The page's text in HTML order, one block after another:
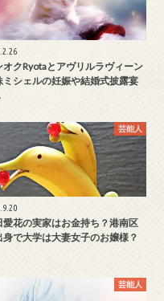
オクRyotaとアヴリルラヴィーン
ミシェルの妊娠や結婚式披露宴
芸能人
愛花の実家はお金持ち？港南区
身で大学は大妻女子のお嬢様？
芸能人